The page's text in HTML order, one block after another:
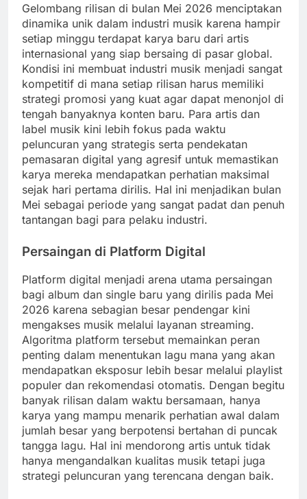
Gelombang rilisan di bulan Mei 2026 menciptakan
dinamika unik dalam industri musik karena hampir
setiap minggu terdapat karya baru dari artis
internasional yang siap bersaing di pasar global.
Kondisi ini membuat industri musik menjadi sangat
kompetitif di mana setiap rilisan harus memiliki
strategi promosi yang kuat agar dapat menonjol di
tengah banyaknya konten baru. Para artis dan
label musik kini lebih fokus pada waktu
peluncuran yang strategis serta pendekatan
pemasaran digital yang agresif untuk memastikan
karya mereka mendapatkan perhatian maksimal
sejak hari pertama dirilis. Hal ini menjadikan bulan
Mei sebagai periode yang sangat padat dan penuh
tantangan bagi para pelaku industri.
Persaingan di Platform Digital
Platform digital menjadi arena utama persaingan
bagi album dan single baru yang dirilis pada Mei
2026 karena sebagian besar pendengar kini
mengakses musik melalui layanan streaming.
Algoritma platform tersebut memainkan peran
penting dalam menentukan lagu mana yang akan
mendapatkan eksposur lebih besar melalui playlist
populer dan rekomendasi otomatis. Dengan begitu
banyak rilisan dalam waktu bersamaan, hanya
karya yang mampu menarik perhatian awal dalam
jumlah besar yang berpotensi bertahan di puncak
tangga lagu. Hal ini mendorong artis untuk tidak
hanya mengandalkan kualitas musik tetapi juga
strategi peluncuran yang terencana dengan baik.